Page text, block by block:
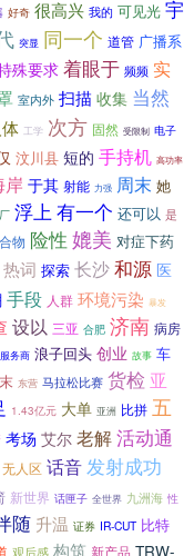
好奇 很高兴 我的 可见光 宇
突显 同一个 道管 广播系
殊要求 着眼于 频频 实
室内外 扫描 收集 当然
工学 次方 固然 受限制 电子
汶川县 短的 手持机 高功率
岸 于其 射能 力强 周末 她
浮上有一个 还可以 是
物 险性 媲美 对症下药
热词 探索 长沙和源 医
手段 人群 环境污染 暴发
设以 三亚 合肥 济南 病房
服务商 浪子回头 创业 故事 车
东营 马拉松比赛 货检 亚
1.43亿元 大单 亚洲 比拼 五
考场 艾尔 老解活动通
无人区 话音发射成功
新世界 话匣子 全世界 九洲海 性
随 升温 证券 IR-CUT 比特
观后感 构筑 新产品 TRW-